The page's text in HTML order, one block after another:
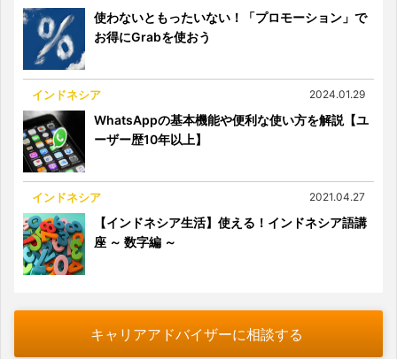
使わないともったいない！「プロモーション」で
お得にGrabを使おう
インドネシア 2024.01.29
WhatsAppの基本機能や便利な使い方を解説【ユ
ーザー歴10年以上】
インドネシア 2021.04.27
【インドネシア生活】使える！インドネシア語講
座 ～ 数字編 ～
キャリアアドバイザーに相談する